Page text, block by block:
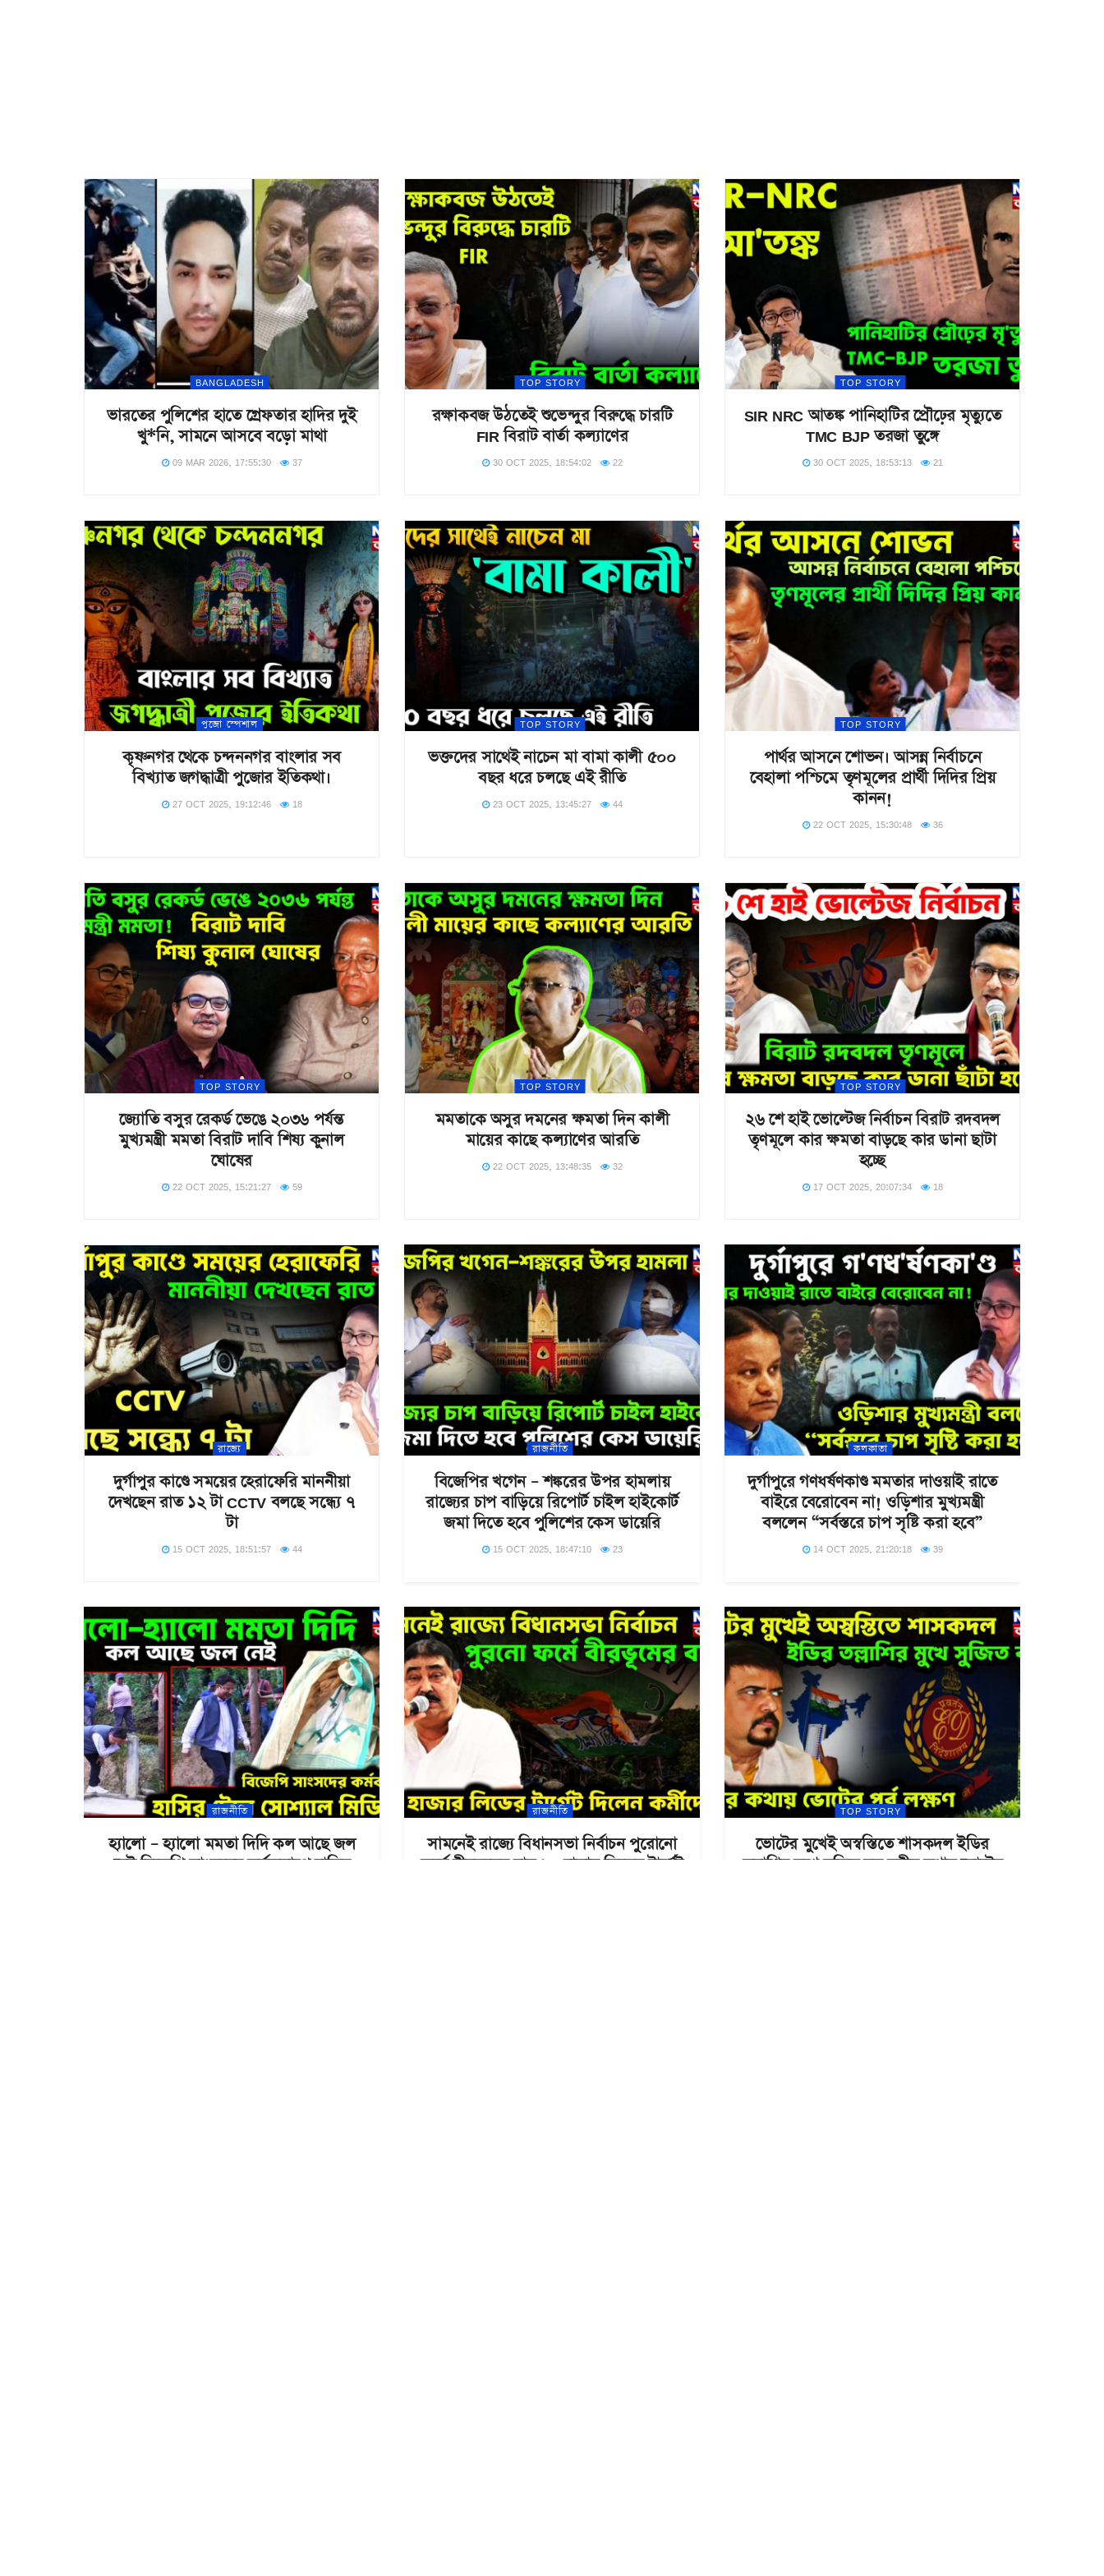
BANGLADESH
ভারতের পুলিশের হাতে গ্রেফতার হাদির দুই
খু*নি, সামনে আসবে বড়ো মাথা
09 MAR 2026, 17:55:30 37
TOP STORY
রক্ষাকবজ উঠতেই শুভেন্দুর বিরুদ্ধে চারটি
FIR বিরাট বার্তা কল্যাণের
30 OCT 2025, 18:54:02 22
TOP STORY
SIR NRC আতঙ্ক পানিহাটির প্রৌঢ়ের মৃত্যুতে
TMC BJP তরজা তুঙ্গে
30 OCT 2025, 18:53:13 21
পুজো স্পেশাল
কৃষ্ণনগর থেকে চন্দননগর বাংলার সব
বিখ্যাত জগদ্ধাত্রী পুজোর ইতিকথা।
27 OCT 2025, 19:12:46 18
TOP STORY
ভক্তদের সাথেই নাচেন মা বামা কালী ৫০০
বছর ধরে চলছে এই রীতি
23 OCT 2025, 13:45:27 44
TOP STORY
পার্থর আসনে শোভন। আসন্ন নির্বাচনে
বেহালা পশ্চিমে তৃণমূলের প্রার্থী দিদির প্রিয়
কানন!
22 OCT 2025, 15:30:48 36
TOP STORY
জ্যোতি বসুর রেকর্ড ভেঙে ২০৩৬ পর্যন্ত
মুখ্যমন্ত্রী মমতা বিরাট দাবি শিষ্য কুনাল
ঘোষের
22 OCT 2025, 15:21:27 59
TOP STORY
মমতাকে অসুর দমনের ক্ষমতা দিন কালী
মায়ের কাছে কল্যাণের আরতি
22 OCT 2025, 13:48:35 32
TOP STORY
২৬ শে হাই ভোল্টেজ নির্বাচন বিরাট রদবদল
তৃণমূলে কার ক্ষমতা বাড়ছে কার ডানা ছাটা
হচ্ছে
17 OCT 2025, 20:07:34 18
রাজ্যে
দুর্গাপুর কাণ্ডে সময়ের হেরাফেরি মাননীয়া
দেখছেন রাত ১২ টা CCTV বলছে সন্ধ্যে ৭
টা
15 OCT 2025, 18:51:57 44
রাজনীতি
বিজেপির খগেন – শঙ্করের উপর হামলায়
রাজ্যের চাপ বাড়িয়ে রিপোর্ট চাইল হাইকোর্ট
জমা দিতে হবে পুলিশের কেস ডায়েরি
15 OCT 2025, 18:47:10 23
কলকাতা
দুর্গাপুরে গণধর্ষণকাণ্ড মমতার দাওয়াই রাতে
বাইরে বেরোবেন না! ওড়িশার মুখ্যমন্ত্রী
বললেন “সর্বস্তরে চাপ সৃষ্টি করা হবে”
14 OCT 2025, 21:20:18 39
রাজনীতি
হ্যালো – হ্যালো মমতা দিদি কল আছে জল
নেই বিজেপি সাংসদের কর্মকলাপে হাসির
রাজনীতি
সামনেই রাজ্যে বিধানসভা নির্বাচন পুরোনো
ফর্মে বীরভূমের বাঘ ৬০ হাজার লিডের টার্গেট
TOP STORY
ভোটের মুখেই অস্বস্তিতে শাসকদল ইডির
তল্লাশির মুখে সুজিত বসু মন্ত্রীর কথায় ভোটের